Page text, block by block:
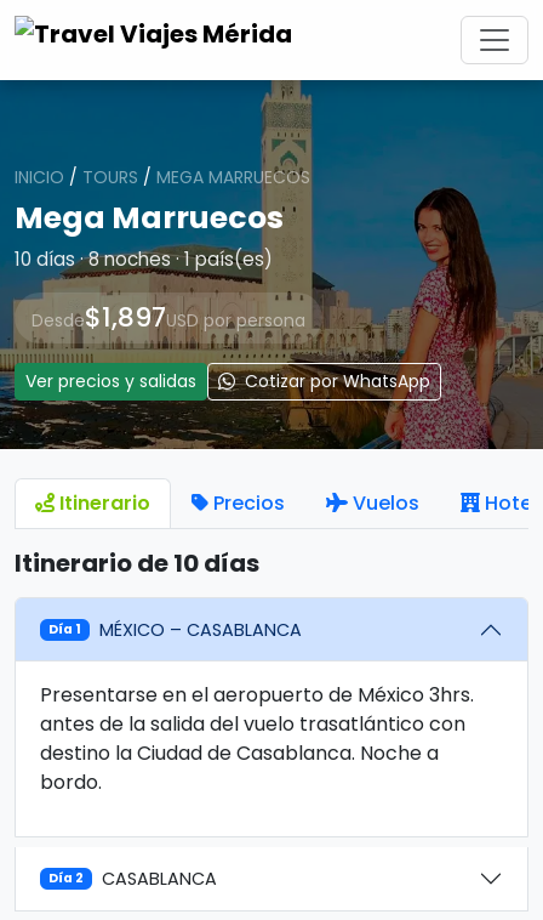
INICIO / TOURS / MEGA MARRUECOS
Mega Marruecos
10 días · 8 noches · 1 país(es)
Desde$1,897USD por persona
Ver precios y salidas Cotizar por WhatsApp
Itinerario Precios Vuelos
Itinerario de 10 días
Día 1 MÉXICO – CASABLANCA
Presentarse en el aeropuerto de México 3hrs.
antes de la salida del vuelo trasatlántico con
destino la Ciudad de Casablanca. Noche a
bordo.
Día 2 CASABLANCA